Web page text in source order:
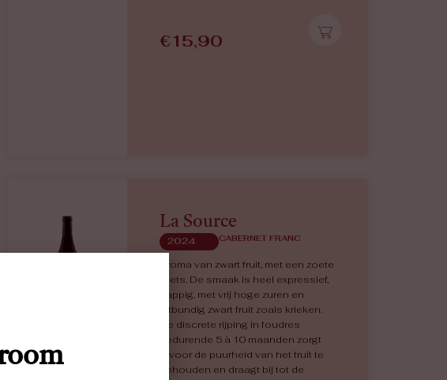
€ 15,90
La Source
2024 CABERNET FRANC
Aroma van zwart fruit, met een zoete
toets. De smaak is heel expressief,
sappig, met vrij hoge zuren en
uitbundig zwart fruit zoals krieken.
De discrete rijping in foudres
gedurende 5 à 10 maanden zorgt
ervoor de puurheid van het fruit te
behouden en draagt bij tot de